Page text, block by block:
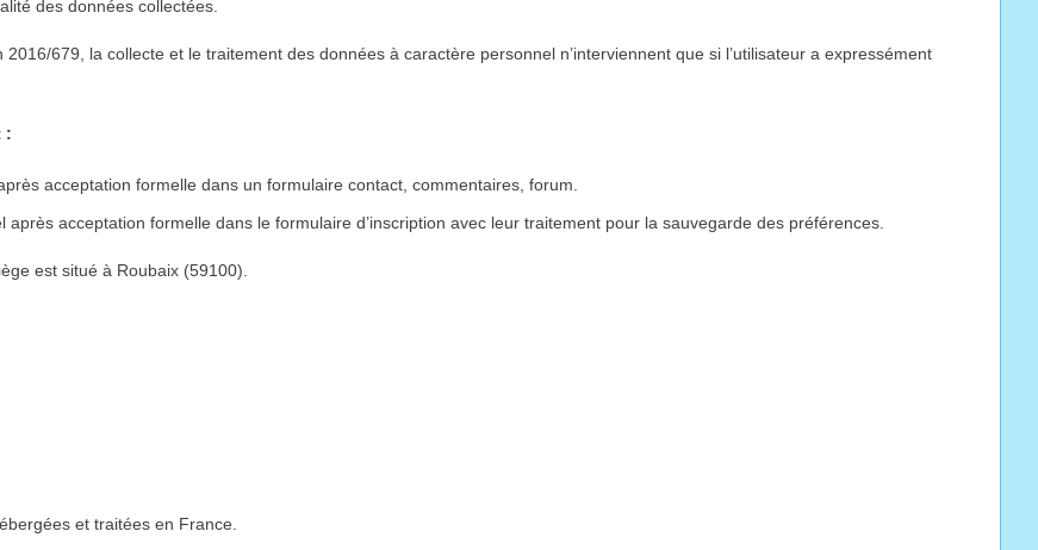
des données collectées.
679, la collecte et le traitement des données à caractère personnel n’interviennent que si l’utilisateur a expressément
:
acceptation formelle dans un formulaire contact, commentaires, forum.
après acceptation formelle dans le formulaire d’inscription avec leur traitement pour la sauvegarde des préférences.
est situé à Roubaix (59100).
et traitées en France.